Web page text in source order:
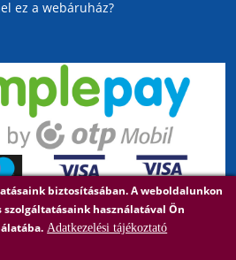
biztosításában. A weboldalunkon
szolgáltatásaink használatával Ön
Adatkezelési tájékoztató